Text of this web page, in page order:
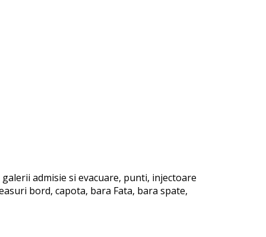
admisie si evacuare, punti, injectoare
bord, capota, bara Fata, bara spate,